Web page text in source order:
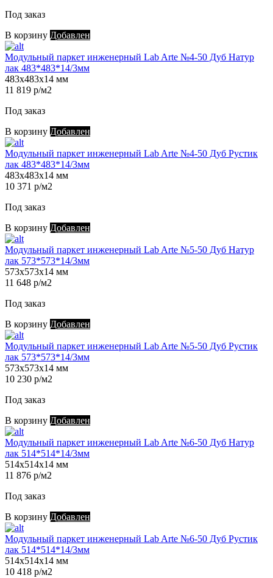
Под заказ
В корзину Добавлен
Модульный паркет инженерный Lab Arte №4-50 Дуб Натур
лак 483*483*14/3мм
483х483х14 мм
11 819 р/м2
Под заказ
В корзину Добавлен
Модульный паркет инженерный Lab Arte №4-50 Дуб Рустик
лак 483*483*14/3мм
483х483х14 мм
10 371 р/м2
Под заказ
В корзину Добавлен
Модульный паркет инженерный Lab Arte №5-50 Дуб Натур
лак 573*573*14/3мм
573х573х14 мм
11 648 р/м2
Под заказ
В корзину Добавлен
Модульный паркет инженерный Lab Arte №5-50 Дуб Рустик
лак 573*573*14/3мм
573х573х14 мм
10 230 р/м2
Под заказ
В корзину Добавлен
Модульный паркет инженерный Lab Arte №6-50 Дуб Натур
лак 514*514*14/3мм
514х514х14 мм
11 876 р/м2
Под заказ
В корзину Добавлен
Модульный паркет инженерный Lab Arte №6-50 Дуб Рустик
лак 514*514*14/3мм
514х514х14 мм
10 418 р/м2